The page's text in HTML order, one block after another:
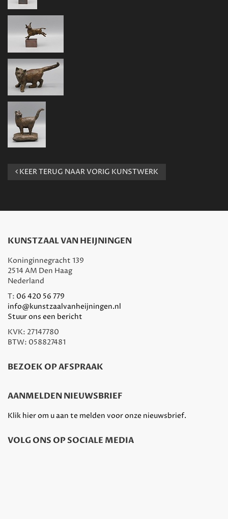
KEER TERUG NAAR VORIG KUNSTWERK
KUNSTZAAL VAN HEIJNINGEN
Koninginnegracht 139
2514 AM Den Haag
Nederland
T: 06 420 56 779
info@kunstzaalvanheijningen.nl
Stuur ons een bericht
KVK: 27147780
BTW: 058827481
BEZOEK OP AFSPRAAK
AANMELDEN NIEUWSBRIEF
Klik hier om u aan te melden voor onze nieuwsbrief.
VOLG ONS OP SOCIALE MEDIA